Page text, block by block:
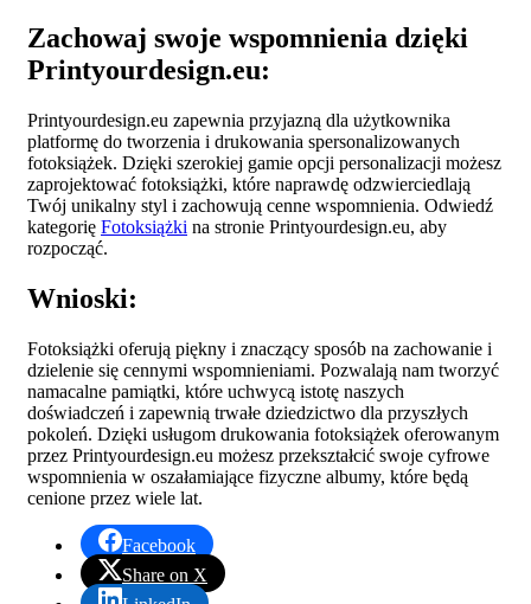
Zachowaj swoje wspomnienia dzięki
Printyourdesign.eu:
Printyourdesign.eu zapewnia przyjazną dla użytkownika
platformę do tworzenia i drukowania spersonalizowanych
fotoksiążek. Dzięki szerokiej gamie opcji personalizacji możesz
zaprojektować fotoksiążki, które naprawdę odzwierciedlają
Twój unikalny styl i zachowują cenne wspomnienia. Odwiedź
kategorię Fotoksiążki na stronie Printyourdesign.eu, aby
rozpocząć.
Wnioski:
Fotoksiążki oferują piękny i znaczący sposób na zachowanie i
dzielenie się cennymi wspomnieniami. Pozwalają nam tworzyć
namacalne pamiątki, które uchwycą istotę naszych
doświadczeń i zapewnią trwałe dziedzictwo dla przyszłych
pokoleń. Dzięki usługom drukowania fotoksiążek oferowanym
przez Printyourdesign.eu możesz przekształcić swoje cyfrowe
wspomnienia w oszałamiające fizyczne albumy, które będą
cenione przez wiele lat.
Facebook
Share on X